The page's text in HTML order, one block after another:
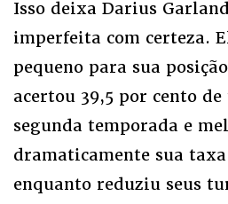
Isso deixa Darius
imperfeita com certeza.
pequeno para sua
acertou 39,5 por cento de
segunda temporada e
dramaticamente sua
enquanto reduziu seus